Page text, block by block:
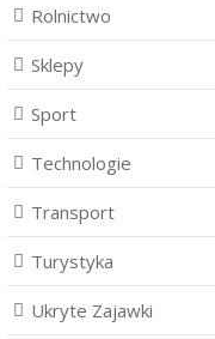
Rolnictwo
Sklepy
Sport
Technologie
Transport
Turystyka
Ukryte Zajawki